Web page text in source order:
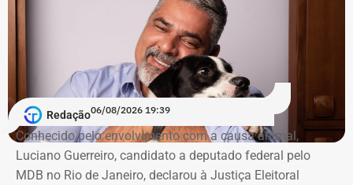
Redação06/08/2026 19:39
Conhecido pelo envolvimento com a causa animal,
Luciano Guerreiro, candidato a deputado federal pelo
MDB no Rio de Janeiro, declarou à Justiça Eleitoral